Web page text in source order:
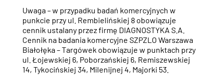
Uwaga – w przypadku badań komercyjnych w
punkcie przy ul. Rembielińskiej 8 obowiązuje
cennik ustalany przez firmę DIAGNOSTYKA S.A.
Cennik na badania komercyjne SZPZLO Warszawa
Białołęka – Targówek obowiązuje w punktach przy
ul. Łojewskiej 6, Poborzańskiej 6, Remiszewskiej
14, Tykocińskiej 34, Milenijnej 4, Majorki 53.